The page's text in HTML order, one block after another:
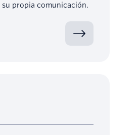
propia comunicación.